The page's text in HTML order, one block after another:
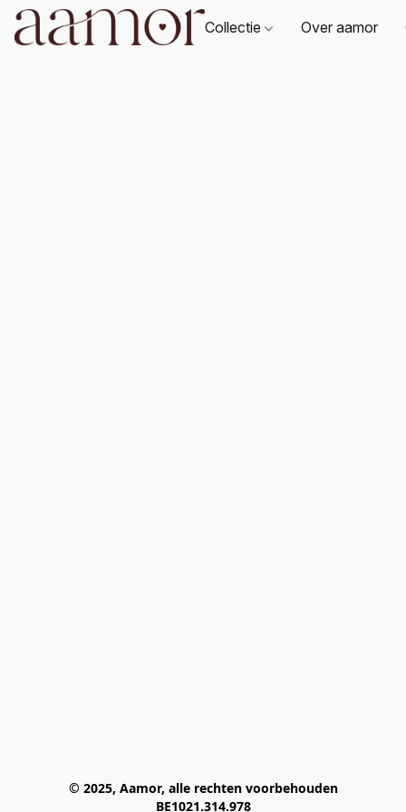
Collectie Over aamor
© 2025, Aamor, alle rechten voorbehouden
BE1021.314.978